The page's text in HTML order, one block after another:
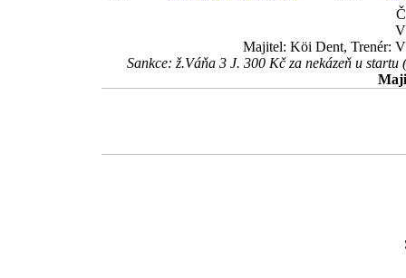
Majitel: Köi Dent, Trenér:
Sankce: ž.Váňa 3 J. 300 Kč za nekázeň u